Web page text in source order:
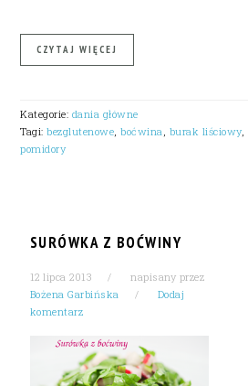
CZYTAJ WIĘCEJ
Kategorie: dania główne
Tagi:bezglutenowe,boćwina, burak liściowy,
pomidory
SURÓWKA Z BOĆWINY
12 lipca 2013
napisany przez
Bożena Garbińska
Dodaj
komentarz